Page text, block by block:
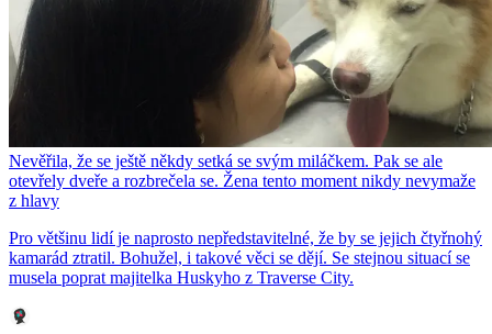
Nevěřila, že se ještě někdy setká se svým miláčkem. Pak se ale
otevřely dveře a rozbrečela se. Žena tento moment nikdy nevymaže
z hlavy
Pro většinu lidí je naprosto nepředstavitelné, že by se jejich čtyřnohý
kamarád ztratil. Bohužel, i takové věci se dějí. Se stejnou situací se
musela poprat majitelka Huskyho z Traverse City.